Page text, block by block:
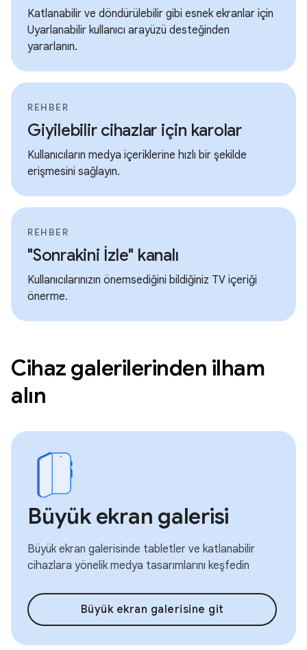
Katlanabilir ve döndürülebilir gibi esnek ekranlar için
Uyarlanabilir kullanıcı arayüzü desteğinden
yararlanın.
REHBER
Giyilebilir cihazlar için karolar
Kullanıcıların medya içeriklerine hızlı bir şekilde
erişmesini sağlayın.
REHBER
"Sonrakini İzle" kanalı
Kullanıcılarınızın önemsediğini bildiğiniz TV içeriği
önerme.
Cihaz galerilerinden ilham
alın
Büyük ekran galerisi
Büyük ekran galerisinde tabletler ve katlanabilir
cihazlara yönelik medya tasarımlarını keşfedin
Büyük ekran galerisine git